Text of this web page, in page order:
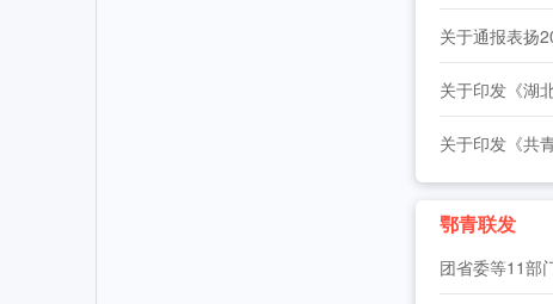
2026年“湖北工匠杯”技能大赛——全省
2026年湖北省大学生志愿服务西部计划
2026年“创青春”湖北青年创新创业大赛
2026年度中国青年五四奖章暨新时代青
关于通报表扬
鄂青联发